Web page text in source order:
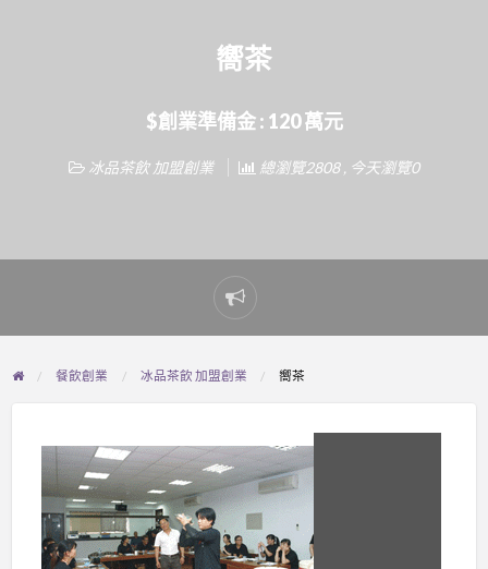
嚮茶
$創業準備金 : 120 萬元
冰品茶飲 加盟創業 總瀏覽2808 , 今天瀏覽0
Report
problem
餐飲創業 冰品茶飲 加盟創業 嚮茶